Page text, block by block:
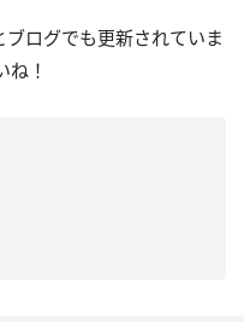
ログでも更新されていま
ね！